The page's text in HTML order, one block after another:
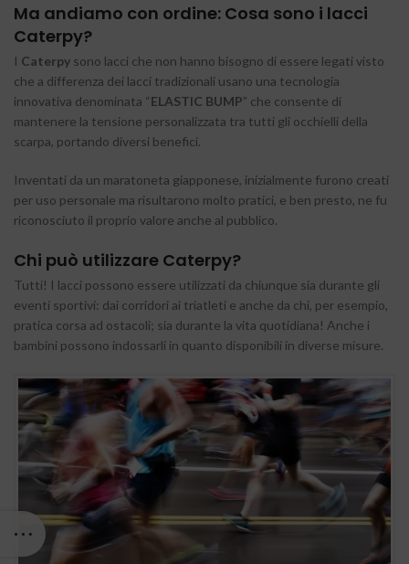
Ma andiamo con ordine: Cosa sono i lacci
Caterpy?
I Caterpy sono lacci che non hanno bisogno di essere legati visto
che a differenza dei lacci tradizionali usano una tecnologia
innovativa denominata “ELASTIC BUMP” che consente di
mantenere la tensione personalizzata tra tutti gli occhielli della
scarpa, portando diversi benefici.
Inventati da un maratoneta giapponese, inizialmente furono creati
per uso personale ma risultarono molto pratici, e ben presto, ne fu
riconosciuto il proprio valore anche al pubblico.
Chi può utilizzare Caterpy?
Tutti! I lacci possono essere utilizzati da chiunque sia durante gli
eventi sportivi: dai corridori ai triatleti e anche da chi, per esempio,
pratica corsa ad ostacoli; sia durante la vita quotidiana! Anche i
bambini possono indossarli in quanto disponibili in diverse misure.